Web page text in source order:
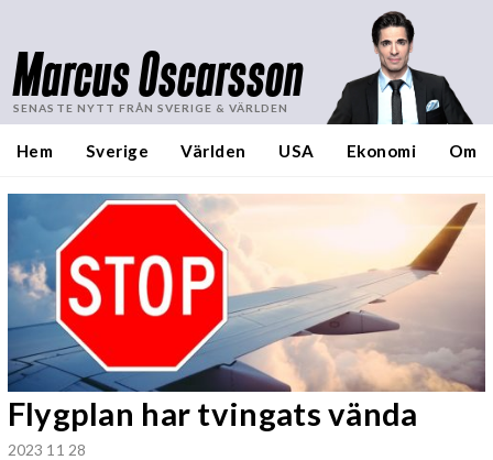
Marcus Oscarsson
SENASTE NYTT FRÅN SVERIGE & VÄRLDEN
Hem Sverige Världen USA Ekonomi Om
Flygplan har tvingats vända
2023 11 28